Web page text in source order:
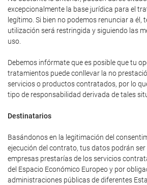
excepcionalmente la base jurídica para el
legítimo. Si bien no podemos renunciar a él,
utilización será restringida y siguiendo las
uso.
Debemos infórmate que es posible que tu
tratamientos puede conllevar la no
servicios o productos contratados, por lo
tipo de responsabilidad derivada de tales
Destinatarios
Basándonos en la legitimación del
ejecución del contrato, tus datos podrán
empresas prestarías de los servicios
del Espacio Económico Europeo y por
administraciones públicas de diferentes